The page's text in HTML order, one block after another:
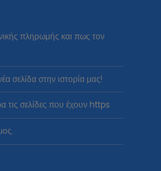
πληρωμής και πως τον
σελίδα στην ιστορία μας!
τις σελίδες που έχουν https